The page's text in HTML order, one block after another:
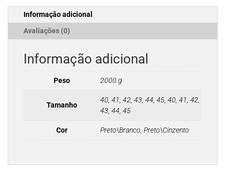
GTX
Informação adicional
Avaliações (0)
Informação adicional
Peso 2000 g
Tamanho
40, 41, 42, 43, 44, 45, 40, 41, 42,
43, 44, 45
Cor Preto\Branco, Preto\Cinzento